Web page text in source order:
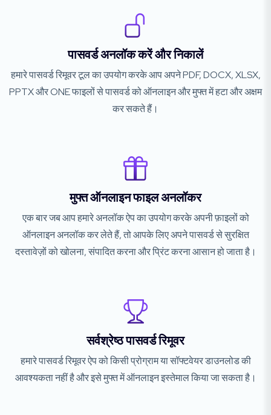
पासवर्ड अनलॉक करें और निकालें
हमारे पासवर्ड रिमूवर टूल का उपयोग करके आप अपने PDF, DOCX, XLSX,
PPTX और ONE फाइलों से पासवर्ड को ऑनलाइन और मुफ्त में हटा और अक्षम
कर सकते हैं।
मुफ्त ऑनलाइन फाइल अनलॉकर
एक बार जब आप हमारे अनलॉक ऐप का उपयोग करके अपनी फ़ाइलों को
ऑनलाइन अनलॉक कर लेते हैं, तो आपके लिए अपने पासवर्ड से सुरक्षित
दस्तावेज़ों को खोलना, संपादित करना और प्रिंट करना आसान हो जाता है।
सर्वश्रेष्ठ पासवर्ड रिमूवर
हमारे पासवर्ड रिमूवर ऐप को किसी प्रोग्राम या सॉफ्टवेयर डाउनलोड की
आवश्यकता नहीं है और इसे मुफ्त में ऑनलाइन इस्तेमाल किया जा सकता है।